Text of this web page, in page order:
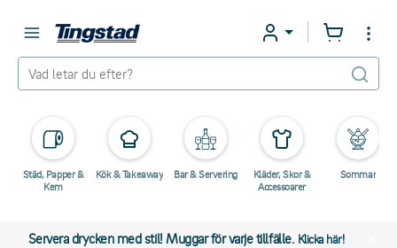
Städ, Papper &
Kem
Kök & Takeaway Bar & Servering
Kläder, Skor &
Accessoarer
Sommar
Servera drycken med stil! Muggar för varje tillfälle. Klicka här!